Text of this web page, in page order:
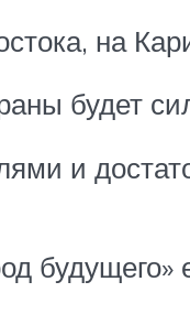
на
будет
и